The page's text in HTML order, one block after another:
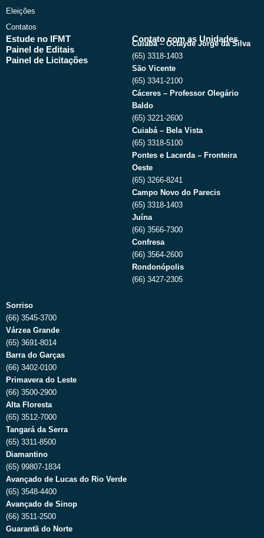
Eleições
Contatos
Estude no IFMT
Painel de Editais
Painel de Licitações
Contato com as Unidades
Cuiabá – Octayde Jorge da Silva
(65) 3318-1403
São Vicente
(65) 3341-2100
Cáceres – Professor Olegário
Baldo
(65) 3221-2600
Cuiabá – Bela Vista
(65) 3318-5100
Pontes e Lacerda – Fronteira
Oeste
(65) 3266-8241
Campo Novo do Parecis
(65) 3318-1403
Juína
(66) 3566-7300
Confresa
(66) 3564-2600
Rondonópolis
(66) 3427-2305
Sorriso
(66) 3545-3700
Várzea Grande
(65) 3691-8014
Barra do Garças
(66) 3402-0100
Primavera do Leste
(66) 3500-2900
Alta Floresta
(65) 3512-7000
Tangará da Serra
(65) 3311-8500
Diamantino
(65) 99807-1834
Avançado de Lucas do Rio Verde
(65) 3548-4400
Avançado de Sinop
(66) 3511-2500
Guarantã do Norte